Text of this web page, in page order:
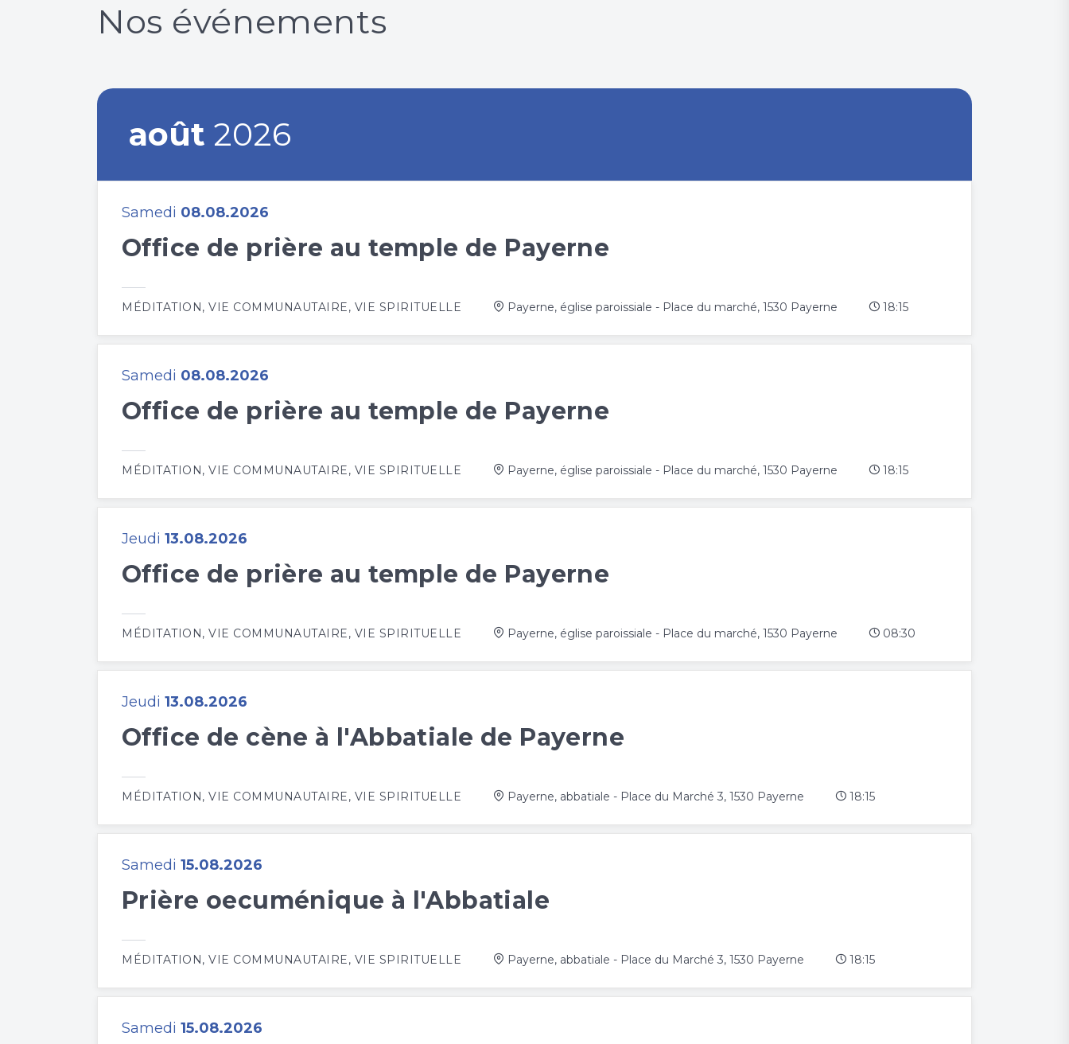
Nos événements
août 2026
Samedi 08.08.2026
Office de prière au temple de Payerne
MÉDITATION, VIE COMMUNAUTAIRE, VIE SPIRITUELLE Payerne, église paroissiale - Place du marché, 1530 Payerne 18:15
Samedi 08.08.2026
Office de prière au temple de Payerne
MÉDITATION, VIE COMMUNAUTAIRE, VIE SPIRITUELLE Payerne, église paroissiale - Place du marché, 1530 Payerne 18:15
Jeudi 13.08.2026
Office de prière au temple de Payerne
MÉDITATION, VIE COMMUNAUTAIRE, VIE SPIRITUELLE Payerne, église paroissiale - Place du marché, 1530 Payerne 08:30
Jeudi 13.08.2026
Office de cène à l'Abbatiale de Payerne
MÉDITATION, VIE COMMUNAUTAIRE, VIE SPIRITUELLE Payerne, abbatiale - Place du Marché 3, 1530 Payerne 18:15
Samedi 15.08.2026
Prière oecuménique à l'Abbatiale
MÉDITATION, VIE COMMUNAUTAIRE, VIE SPIRITUELLE Payerne, abbatiale - Place du Marché 3, 1530 Payerne 18:15
Samedi 15.08.2026